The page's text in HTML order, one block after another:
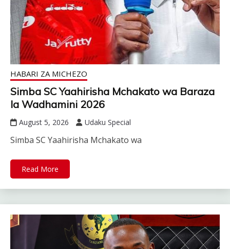
HABARI ZA MICHEZO
Simba SC Yaahirisha Mchakato wa Baraza
la Wadhamini 2026
August 5, 2026 Udaku Special
Simba SC Yaahirisha Mchakato wa
Read More